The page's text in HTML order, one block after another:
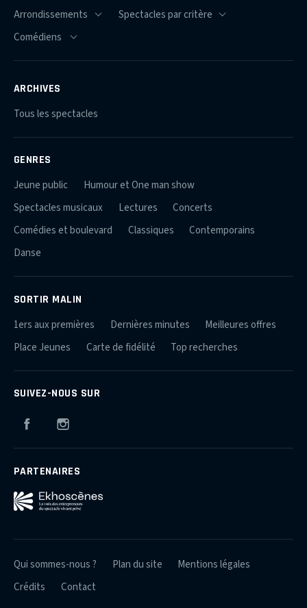
ARCHIVES
Tous les spectacles
GENRES
Jeune public
Humour et One man show
Spectacles musicaux
Lectures
Concerts
Comédies et boulevard
Classiques
Contemporains
Danse
SORTIR MALIN
1ers aux premières Dernières minutes
Meilleures offres
Place Jeunes
Carte de fidélité Top recherches
SUIVEZ-NOUS SUR
Facebook
PARTENAIRES
Qui sommes-nous ? Plan du site
Mentions légales
Crédits
Contact